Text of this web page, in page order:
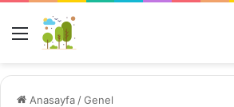
Menü
Anasayfa /Genel